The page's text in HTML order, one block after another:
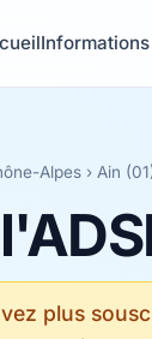
Informations
Alpes › Ain
plus